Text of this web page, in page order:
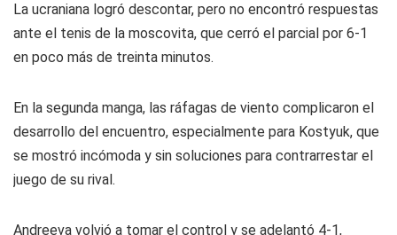
La ucraniana logró descontar, pero no encontró respuestas
ante el tenis de la moscovita, que cerró el parcial por 6-1
en poco más de treinta minutos.
En la segunda manga, las ráfagas de viento complicaron el
desarrollo del encuentro, especialmente para Kostyuk, que
se mostró incómoda y sin soluciones para contrarrestar el
juego de su rival.
Andreeva volvió a tomar el control y se adelantó 4-1,